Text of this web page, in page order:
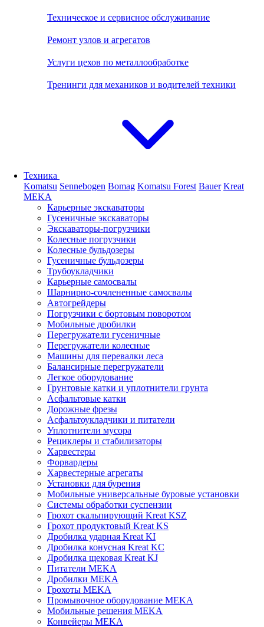
Техническое и сервисное обслуживание
Ремонт узлов и агрегатов
Услуги цехов по металлообработке
Тренинги для механиков и водителей техники
Техника
Komatsu Sennebogen Bomag Komatsu Forest Bauer Kreat
MEKA
Карьерные экскаваторы
Гусеничные экскаваторы
Экскаваторы-погрузчики
Колесные погрузчики
Колесные бульдозеры
Гусеничные бульдозеры
Трубоукладчики
Карьерные самосвалы
Шарнирно-сочлененные cамосвалы
Автогрейдеры
Погрузчики с бортовым поворотом
Мобильные дробилки
Перегружатели гусеничные
Перегружатели колесные
Машины для перевалки леса
Балансирные перегружатели
Легкое оборудование
Грунтовые катки и уплотнители грунта
Асфальтовые катки
Дорожные фрезы
Асфальтоукладчики и питатели
Уплотнители мусора
Рециклеры и стабилизаторы
Харвестеры
Форвардеры
Харвестерные агрегаты
Установки для бурения
Мобильные универсальные буровые установки
Системы обработки суспензии
Грохот скальпирующий Kreat KSZ
Грохот продуктовый Kreat KS
Дробилка ударная Kreat KI
Дробилка конусная Kreat KC
Дробилка щековая Kreat KJ
Питатели MEKA
Дробилки MEKA
Грохоты MEKA
Промывочное оборудование MEKA
Мобильные решения MEKA
Конвейеры MEKA